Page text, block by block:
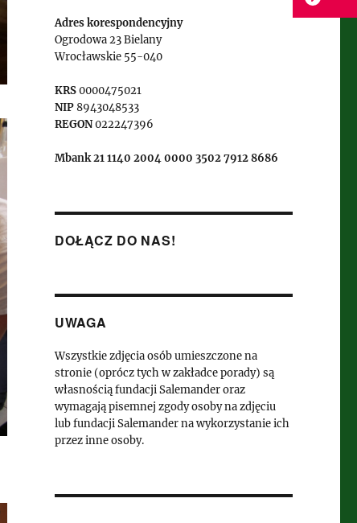
Adres korespondencyjny
Ogrodowa 23 Bielany
Wrocławskie 55-040
KRS0000475021
NIP8943048533
REGON022247396
Mbank 21 1140 2004 0000 3502 7912 8686
DOŁĄCZ DO NAS!
UWAGA
Wszystkie zdjęcia osób umieszczone na
stronie (oprócz tych w zakładce porady) są
własnością fundacji Salemander oraz
wymagają pisemnej zgody osoby na zdjęciu
lub fundacji Salemander na wykorzystanie ich
przez inne osoby.